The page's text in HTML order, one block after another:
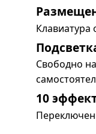
Клавиатура
Свободно
10